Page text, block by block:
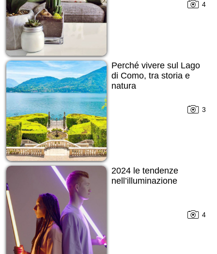
4
Perché vivere sul Lago
di Como, tra storia e
natura
3
2024 le tendenze
nell’illuminazione
4